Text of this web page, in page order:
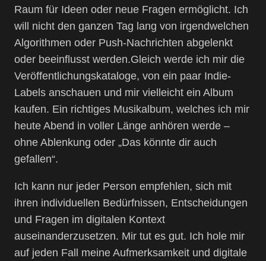
Raum für Ideen oder neue Fragen ermöglicht. Ich
will nicht den ganzen Tag lang von irgendwelchen
Algorithmen oder Push-Nachrichten abgelenkt
oder beeinflusst werden.Gleich werde ich mir die
Veröffentlichungskataloge, von ein paar Indie-
Labels anschauen und mir vielleicht ein Album
kaufen. Ein richtiges Musikalbum, welches ich mir
heute Abend in voller Länge anhören werde –
ohne Ablenkung oder „Das könnte dir auch
gefallen“.
Ich kann nur jeder Person empfehlen, sich mit
ihren individuellen Bedürfnissen, Entscheidungen
und Fragen im digitalen Kontext
auseinanderzusetzen. Mir tut es gut. Ich hole mir
auf jeden Fall meine Aufmerksamkeit und digitale